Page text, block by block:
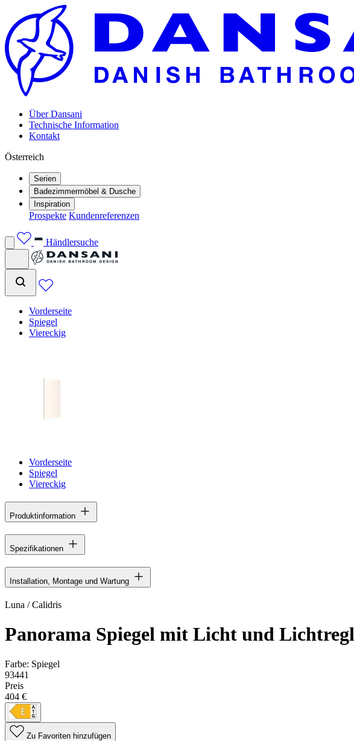
Über Dansani
Technische Information
Kontakt
Österreich
Serien
Badezimmermöbel & Dusche
Inspiration
Prospekte Kundenreferenzen
Händlersuche
Vorderseite
Spiegel
Viereckig
Vorderseite
Spiegel
Viereckig
Produktinformation
Spezifikationen
Installation, Montage und Wartung
Luna / Calidris
Panorama Spiegel mit Licht und
Farbe: Spiegel
93441
Preis
404 €
Zu Favoriten hinzufügen